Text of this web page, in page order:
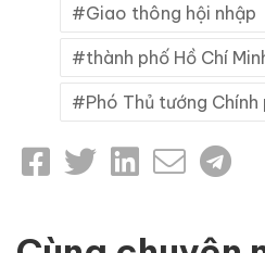
Giao thông hội nhập
thành phố Hồ Chí
Phó Thủ tướng Chính